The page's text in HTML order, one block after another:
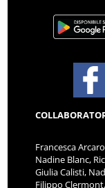
Francesca
Nadine Blanc,
Giulia Calisti,
Filippo